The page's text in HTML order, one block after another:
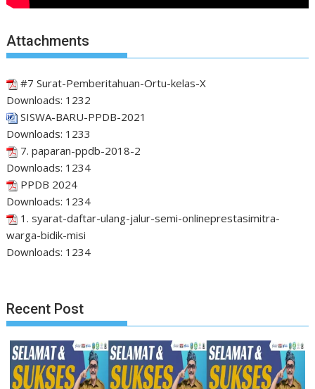
Attachments
#7 Surat-Pemberitahuan-Ortu-kelas-X
Downloads: 1232
SISWA-BARU-PPDB-2021
Downloads: 1233
7. paparan-ppdb-2018-2
Downloads: 1234
PPDB 2024
Downloads: 1234
1. syarat-daftar-ulang-jalur-semi-onlineprestasimitra-
warga-bidik-misi
Downloads: 1234
Recent Post